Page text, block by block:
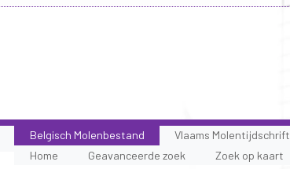
Belgisch Molenbestand
Home
Geavanceerde zoek Zoek op kaart
Vlaams Molentijdschrift